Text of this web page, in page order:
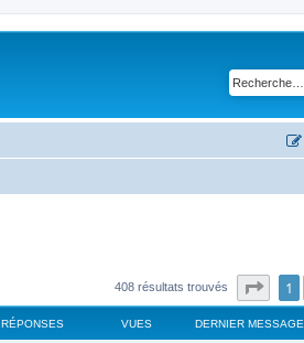
408 résultats trouvés Page1
RÉPONSES VUES DERNIER MESSAGE